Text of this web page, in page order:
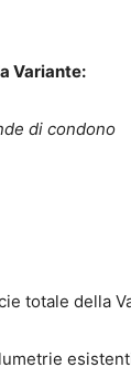
Variante:
di condono
totale della